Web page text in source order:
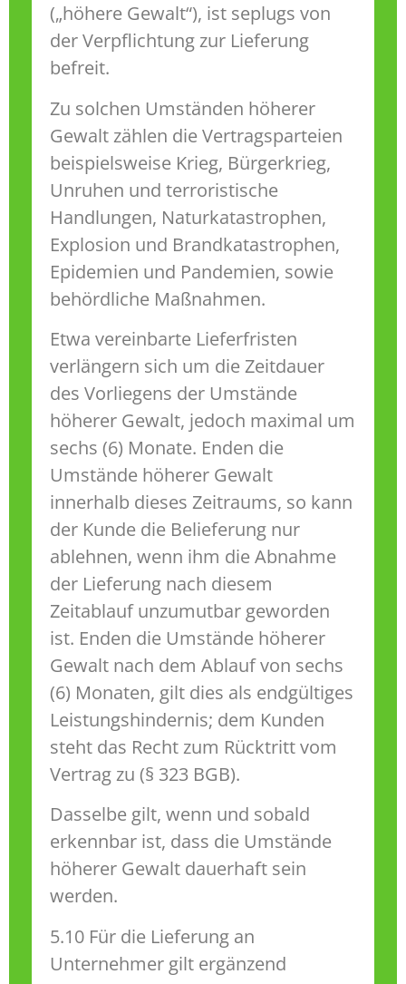
(„höhere Gewalt“), ist seplugs von
der Verpflichtung zur Lieferung
befreit.
Zu solchen Umständen höherer
Gewalt zählen die Vertragsparteien
beispielsweise Krieg, Bürgerkrieg,
Unruhen und terroristische
Handlungen, Naturkatastrophen,
Explosion und Brandkatastrophen,
Epidemien und Pandemien, sowie
behördliche Maßnahmen.
Etwa vereinbarte Lieferfristen
verlängern sich um die Zeitdauer
des Vorliegens der Umstände
höherer Gewalt, jedoch maximal um
sechs (6) Monate. Enden die
Umstände höherer Gewalt
innerhalb dieses Zeitraums, so kann
der Kunde die Belieferung nur
ablehnen, wenn ihm die Abnahme
der Lieferung nach diesem
Zeitablauf unzumutbar geworden
ist. Enden die Umstände höherer
Gewalt nach dem Ablauf von sechs
(6) Monaten, gilt dies als endgültiges
Leistungshindernis; dem Kunden
steht das Recht zum Rücktritt vom
Vertrag zu (§ 323 BGB).
Dasselbe gilt, wenn und sobald
erkennbar ist, dass die Umstände
höherer Gewalt dauerhaft sein
werden.
5.10 Für die Lieferung an
Unternehmer gilt ergänzend